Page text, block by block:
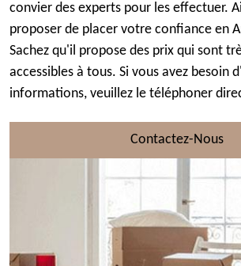
convier des experts pour les effectuer.
proposer de placer votre confiance en
Sachez qu'il propose des prix qui sont
accessibles à tous. Si vous avez besoin
informations, veuillez le téléphoner
Contactez-Nous